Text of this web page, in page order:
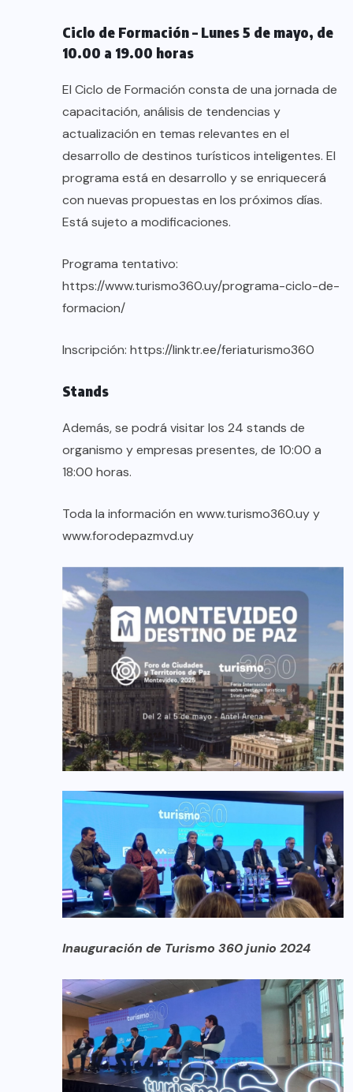
Ciclo de Formación – Lunes 5 de mayo, de
10.00 a 19.00 horas
El Ciclo de Formación consta de una jornada de
capacitación, análisis de tendencias y
actualización en temas relevantes en el
desarrollo de destinos turísticos inteligentes. El
programa está en desarrollo y se enriquecerá
con nuevas propuestas en los próximos días.
Está sujeto a modificaciones.
Programa tentativo:
https://www.turismo360.uy/programa-ciclo-de-
formacion/
Inscripción: https://linktr.ee/feriaturismo360
Stands
Además, se podrá visitar los 24 stands de
organismo y empresas presentes, de 10:00 a
18:00 horas.
Toda la información en www.turismo360.uyy
www.forodepazmvd.uy
Inauguración de Turismo 360 junio 2024